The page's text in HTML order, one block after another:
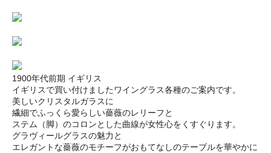
1900年代前期 イギリス
イギリスで買い付けましたワイングラス各種のご案内です。
美しいクリスタルガラスに
繊細でふっくら愛らしい薔薇のレリーフと
ステム（脚）のコロンとした曲線が女性心をくすぐります。
グラヴィールグラスの魅力と
エレガントな薔薇のモチーフがおもてなしのテーブルを華やかに